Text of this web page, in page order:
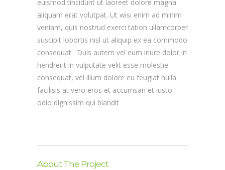
euismod tincidunt ut laoreet dolore magna
aliquam erat volutpat. Ut wisi enim ad minim
veniam, quis nostrud exerci tation ullamcorper
suscipit lobortis nisl ut aliquip ex ea commodo
consequat. Duis autem vel eum iriure dolor in
hendrerit in vulputate velit esse molestie
consequat, vel illum dolore eu feugiat nulla
facilisis at vero eros et accumsan et iusto
odio dignissim qui blandit
About The Project